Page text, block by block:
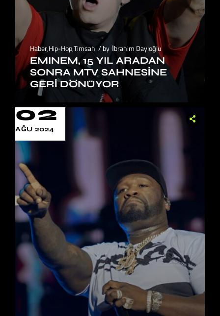
Haber,Hip-Hop,Timsah by İbrahim Dayıoğlu
EMINEM, 15 YIL ARADAN
SONRA MTV SAHNESİNE
GERİ DÖNÜYOR
02
AĞU 2024